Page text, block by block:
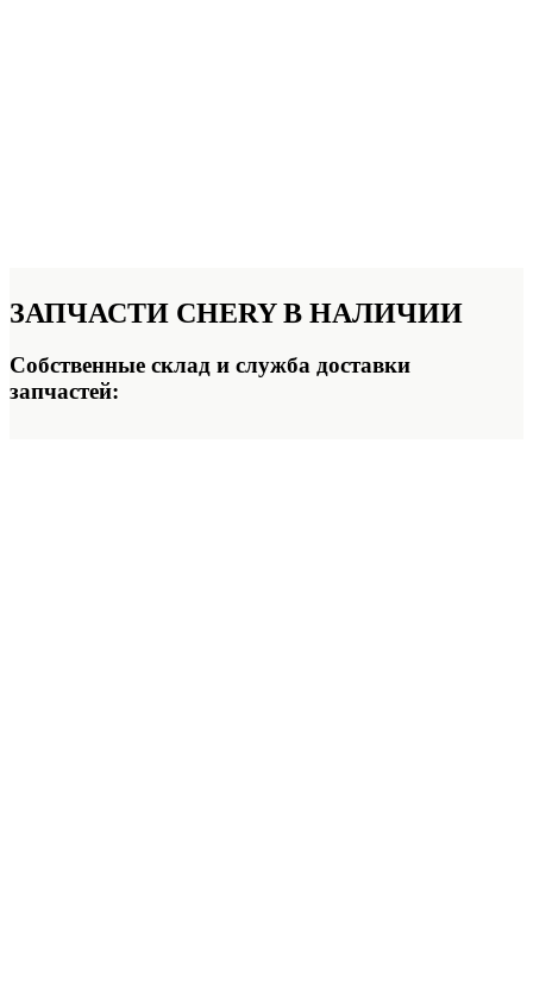
ЗАПЧАСТИ CHERYВ НАЛИЧИИ
Собственные склад и служба доставки
запчастей: